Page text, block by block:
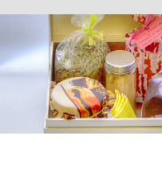
Passer
contenu